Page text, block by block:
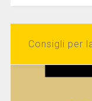
Consigli per